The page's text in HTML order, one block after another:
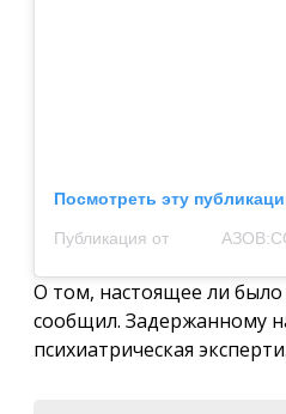
Посмотреть эту
О том, настоящее ли
сообщил. Задержанному
психиатрическая